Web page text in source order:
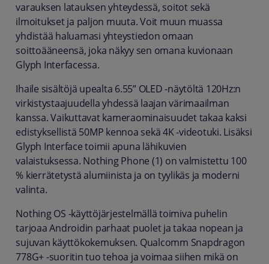
varauksen latauksen yhteydessä, soitot sekä
ilmoitukset ja paljon muuta. Voit muun muassa
yhdistää haluamasi yhteystiedon omaan
soittoääneensä, joka näkyy sen omana kuvionaan
Glyph Interfacessa.
Ihaile sisältöjä upealta 6.55” OLED -näytöltä 120Hz:n
virkistystaajuudella yhdessä laajan värimaailman
kanssa. Vaikuttavat kameraominaisuudet takaa kaksi
edistyksellistä 50MP kennoa sekä 4K -videotuki. Lisäksi
Glyph Interface toimii apuna lähikuvien
valaistuksessa. Nothing Phone (1) on valmistettu 100
% kierrätetystä alumiinista ja on tyylikäs ja moderni
valinta.
Nothing OS -käyttöjärjestelmällä toimiva puhelin
tarjoaa Androidin parhaat puolet ja takaa nopean ja
sujuvan käyttökokemuksen. Qualcomm Snapdragon
778G+ -suoritin tuo tehoa ja voimaa siihen mikä on